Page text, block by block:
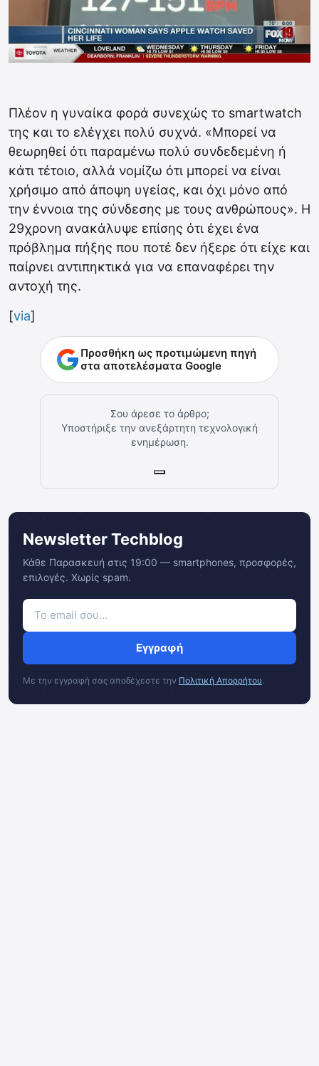
Πλέον η γυναίκα φορά συνεχώς το smartwatch
της και το ελέγχει πολύ συχνά. «Μπορεί να
θεωρηθεί ότι παραμένω πολύ συνδεδεμένη ή
κάτι τέτοιο, αλλά νομίζω ότι μπορεί να είναι
χρήσιμο από άποψη υγείας, και όχι μόνο από
την έννοια της σύνδεσης με τους ανθρώπους». Η
29χρονη ανακάλυψε επίσης ότι έχει ένα
πρόβλημα πήξης που ποτέ δεν ήξερε ότι είχε και
παίρνει αντιπηκτικά για να επαναφέρει την
αντοχή της.
[via]
Προσθήκη ως προτιμώμενη πηγή
στα αποτελέσματα Google
Σου άρεσε το άρθρο;
Υποστήριξε την ανεξάρτητη τεχνολογική
ενημέρωση.
Newsletter Techblog
Κάθε Παρασκευή στις 19:00 — smartphones, προσφορές,
επιλογές. Χωρίς spam.
Εγγραφή
Με την εγγραφή σας αποδέχεστε την Πολιτική Απορρήτου.